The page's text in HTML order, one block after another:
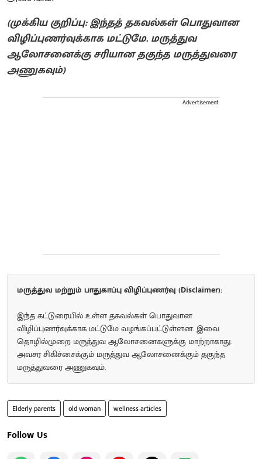
(முக்கிய குறிப்பு: இந்தத் தகவல்கள் பொதுவான
விழிப்புணர்வுக்காக மட்டுமே. மருத்துவ
ஆலோசனைக்கு சரியான தகுந்த மருத்துவரை
அணுகவும்)
Advertisement
மருத்துவ மற்றும் பாதுகாப்பு விழிப்புணர்வு (Disclaimer):
இந்த கட்டுரையில் உள்ள தகவல்கள் பொதுவான
விழிப்புணர்வுக்காக மட்டுமே வழங்கப்பட்டுள்ளன. இவை
தொழில்முறை மருத்துவ ஆலோசனைகளுக்கு மாற்றாகாது.
அவசர சிகிச்சைக்கும் மருத்துவ ஆலோசனைக்கும் தகுந்த
மருத்துவரை அணுகவும்.
Elderly parents old woman wellness articles
Follow Us